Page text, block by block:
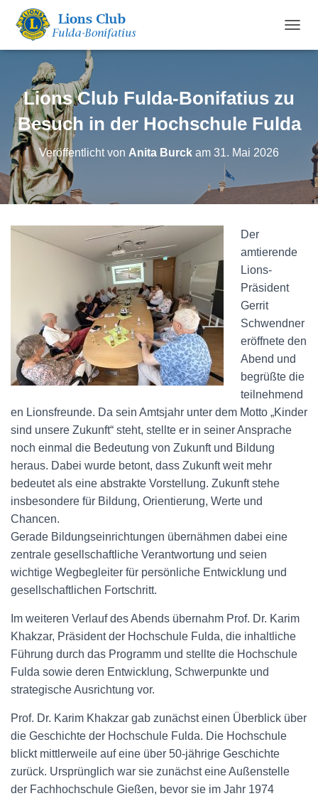
A
A
I
M
L
Lions Club Fulda-Bonifatius zu
Besuch in der Hochschule Fulda
Veröffentlicht von Anita Burck am 31. Mai 2026
Der
amtierende
Lions-
Präsident
Gerrit
Schwendner
eröffnete den
Abend und
begrüßte die
teilnehmend
en Lionsfreunde. Da sein Amtsjahr unter dem Motto „Kinder
sind unsere Zukunft“ steht, stellte er in seiner Ansprache
noch einmal die Bedeutung von Zukunft und Bildung
heraus. Dabei wurde betont, dass Zukunft weit mehr
bedeutet als eine abstrakte Vorstellung. Zukunft stehe
insbesondere für Bildung, Orientierung, Werte und
Chancen.
Gerade Bildungseinrichtungen übernähmen dabei eine
zentrale gesellschaftliche Verantwortung und seien
wichtige Wegbegleiter für persönliche Entwicklung und
gesellschaftlichen Fortschritt.
Im weiteren Verlauf des Abends übernahm Prof. Dr. Karim
Khakzar, Präsident der Hochschule Fulda, die inhaltliche
Führung durch das Programm und stellte die Hochschule
Fulda sowie deren Entwicklung, Schwerpunkte und
strategische Ausrichtung vor.
Prof. Dr. Karim Khakzar gab zunächst einen Überblick über
die Geschichte der Hochschule Fulda. Die Hochschule
blickt mittlerweile auf eine über 50-jährige Geschichte
zurück. Ursprünglich war sie zunächst eine Außenstelle
der Fachhochschule Gießen, bevor sie im Jahr 1974